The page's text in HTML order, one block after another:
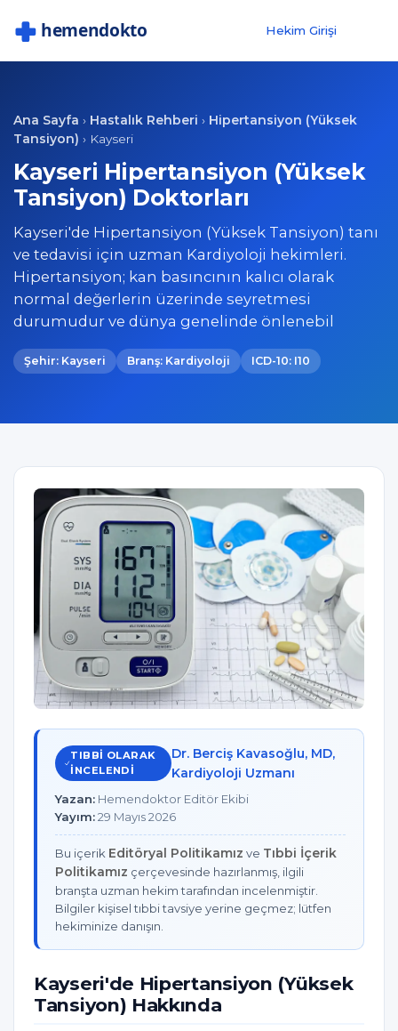
Hekim Girişi
Ana Sayfa › Hastalık Rehberi › Hipertansiyon (Yüksek
Tansiyon) › Kayseri
Kayseri Hipertansiyon (Yüksek
Tansiyon) Doktorları
Kayseri'de Hipertansiyon (Yüksek Tansiyon) tanı
ve tedavisi için uzman Kardiyoloji hekimleri.
Hipertansiyon; kan basıncının kalıcı olarak
normal değerlerin üzerinde seyretmesi
durumudur ve dünya genelinde önlenebil
Şehir: Kayseri Branş: Kardiyoloji ICD-10: I10
TIBBI OLARAK
INCELENDI
Dr. Berciş Kavasoğlu, MD,
Kardiyoloji Uzmanı
Yazan: Hemendoktor Editör Ekibi
Yayım:29 Mayıs 2026
Bu içerik Editöryal Politikamız ve Tıbbi İçerik
Politikamız çerçevesinde hazırlanmış, ilgili
branşta uzman hekim tarafından incelenmiştir.
Bilgiler kişisel tıbbi tavsiye yerine geçmez; lütfen
hekiminize danışın.
Kayseri'de Hipertansiyon (Yüksek
Tansiyon) Hakkında